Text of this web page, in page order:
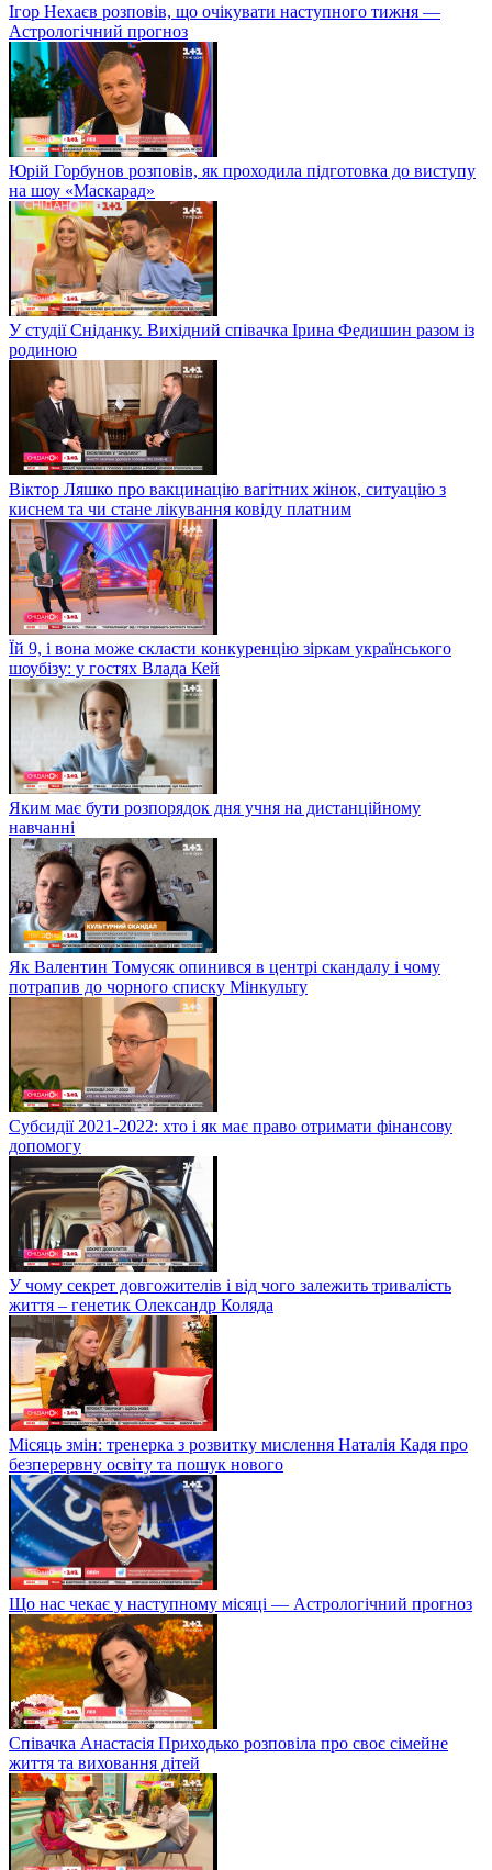
Ігор Нехаєв розповів, що очікувати наступного тижня —
Астрологічний прогноз
Юрій Горбунов розповів, як проходила підготовка до виступу
на шоу «Маскарад»
У студії Сніданку. Вихідний співачка Ірина Федишин разом із
родиною
Віктор Ляшко про вакцинацію вагітних жінок, ситуацію з
киснем та чи стане лікування ковіду платним
Їй 9, і вона може скласти конкуренцію зіркам українського
шоубізу: у гостях Влада Кей
Яким має бути розпорядок дня учня на дистанційному
навчанні
Як Валентин Томусяк опинився в центрі скандалу і чому
потрапив до чорного списку Мінкульту
Субсидії 2021-2022: хто і як має право отримати фінансову
допомогу
У чому секрет довгожителів і від чого залежить тривалість
життя – генетик Олександр Коляда
Місяць змін: тренерка з розвитку мислення Наталія Кадя про
безперервну освіту та пошук нового
Що нас чекає у наступному місяці — Астрологічний прогноз
Співачка Анастасія Приходько розповіла про своє сімейне
життя та виховання дітей